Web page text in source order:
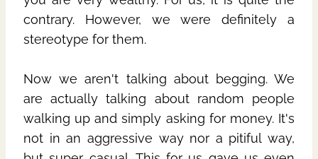
contrary. However, we were definitely a
stereotype for them.
Now we aren't talking about begging. We
are actually talking about random people
walking up and simply asking for money. It's
not in an aggressive way nor a pitiful way,